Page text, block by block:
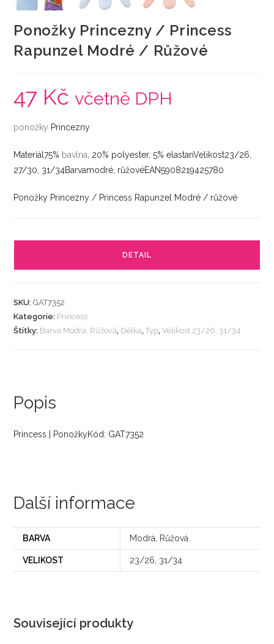
Ponožky Princezny / Princess
Rapunzel Modré / Růžové
47 Kč včetně DPH
ponožky Princezny
Materiál75% bavlna , 20% polyester, 5% elastanVelikost23/26,
27/30, 31/34Barvamodré, růžovéEAN5908219425780
Ponožky Princezny / Princess Rapunzel Modré / růžové
DETAIL
SKU:GAT7352
Kategorie: Princess
Štítky: Barva Modrá, Růžová, Délka,Typ,Velikost 23/26, 31/34
Popis
Princess | PonožkyKód: GAT7352
Další informace
BARVA Modrá, Růžová
VELIKOST 23/26, 31/34
Související produkty